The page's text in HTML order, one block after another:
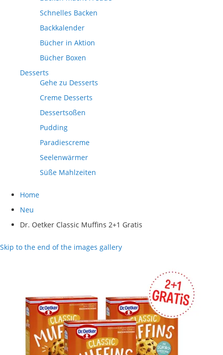
Schnelles Backen
Backkalender
Bücher in Aktion
Bücher Boxen
Desserts
Gehe zu Desserts
Creme Desserts
Dessertsoßen
Pudding
Paradiescreme
Seelenwärmer
Süße Mahlzeiten
Home
Neu
Dr. Oetker Classic Muffins 2+1 Gratis
Skip to the end of the images gallery